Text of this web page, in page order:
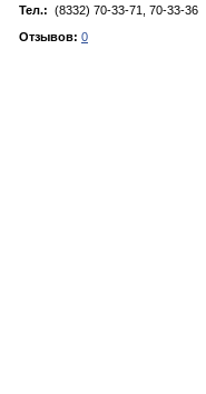
Тел.: (8332) 70-33-71, 70-33-36
Отзывов: 0